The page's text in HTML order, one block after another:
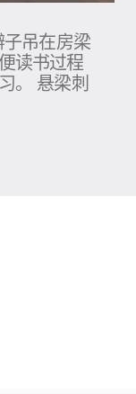
吊在房梁
读书过程
。 悬梁刺